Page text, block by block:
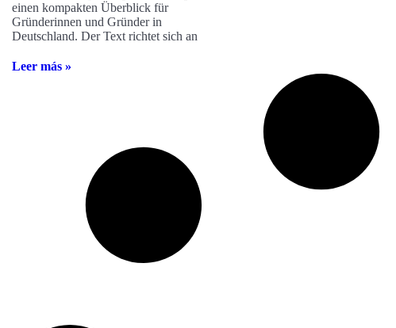
einen kompakten Überblick für
Gründerinnen und Gründer in
Deutschland. Der Text richtet sich an
Leer más »